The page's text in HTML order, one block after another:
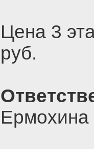
Цена 3
руб.
Ермохина